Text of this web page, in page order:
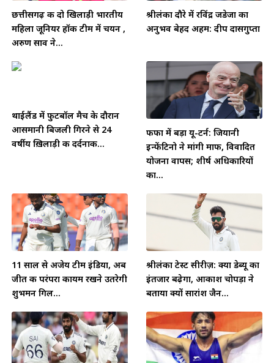
छत्तीसगढ़ की दो खिलाड़ी भारतीय
महिला जूनियर हॉकी टीम में चयन ,
अरुण साव ने...
श्रीलंका दौरे में रविंद्र जडेजा का
अनुभव बेहद अहम: दीप दासगुप्ता
थाईलैंड में फुटबॉल मैच के दौरान
आसमानी बिजली गिरने से 24
वर्षीय ख़िलाड़ी की दर्दनाक...
फीफा में बड़ा यू-टर्न: जियानी
इन्फेंटिनो ने मांगी माफी, विवादित
योजना वापस; शीर्ष अधिकारियों
का...
11 साल से अजेय टीम इंडिया, अब
जीत की परंपरा कायम रखने उतरेगी
शुभमन गिल...
श्रीलंका टेस्ट सीरीज़: क्या डेब्यू का
इंतजार बढ़ेगा, आकाश चोपड़ा ने
बताया क्यों सारांश जैन...